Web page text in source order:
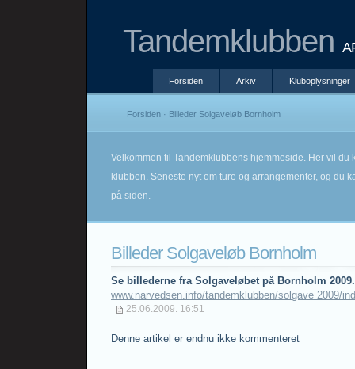
Tandemklubben
Forsiden Arkiv Kluboplysninger
Forsiden · Billeder Solgaveløb Bornholm
Velkommen til Tandemklubbens hjemmeside. Her vil du
klubben. Seneste nyt om ture og arrangementer, og du
på siden.
Billeder Solgaveløb Bornholm
Se billederne fra Solgaveløbet på Bornholm 2009.
www.narvedsen.info/tandemklubben/solgave 2009/
25.06.2009. 16:51
Denne artikel er endnu ikke kommenteret